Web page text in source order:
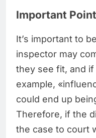
Important
It’s important to
inspector may
they see fit, and
example,
could end up
Therefore, if the
the case to court